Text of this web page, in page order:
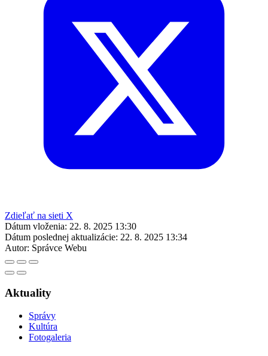
Zdieľať na sieti X
Dátum vloženia: 22. 8. 2025 13:30
Dátum poslednej aktualizácie: 22. 8. 2025 13:34
Autor: Správce Webu
Aktuality
Správy
Kultúra
Fotogaleria